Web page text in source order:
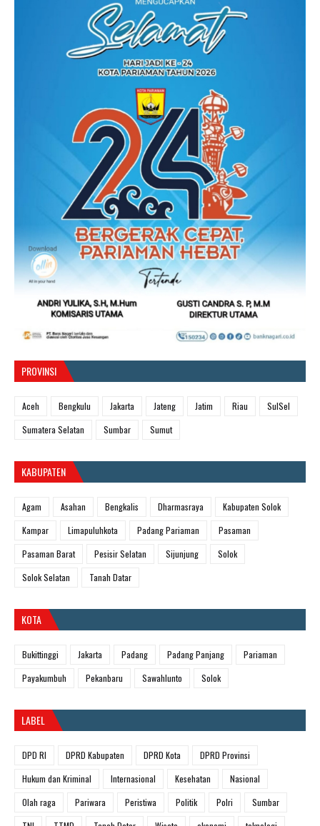
PROVINSI
Aceh Bengkulu Jakarta Jateng Jatim Riau
SulSel
Sumatera Selatan
Sumbar Sumut
KABUPATEN
Agam Asahan Bengkalis Dharmasraya
Kabupaten Solok
Kampar
Limapuluhkota Padang Pariaman
Pasaman
Pasaman Barat
Pesisir Selatan Sijunjung
Solok
Solok Selatan
Tanah Datar
KOTA
Bukittinggi Jakarta Padang Padang Panjang
Pariaman
Payakumbuh
Pekanbaru Sawahlunto Solok
LABEL
DPD RI DPRD Kabupaten DPRD Kota
DPRD Provinsi
Hukum dan Kriminal
Internasional Kesehatan
Nasional
Olah raga
Pariwara Peristiwa Politik Polri
Sumbar